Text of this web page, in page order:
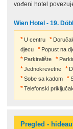
vođeni hotel
Wien Hotel - 19.
U centru
djecu
Popust na
Parkiralište
Jednokrevetne
Sobe sa kadom
Telefonski priključak
Pregled -